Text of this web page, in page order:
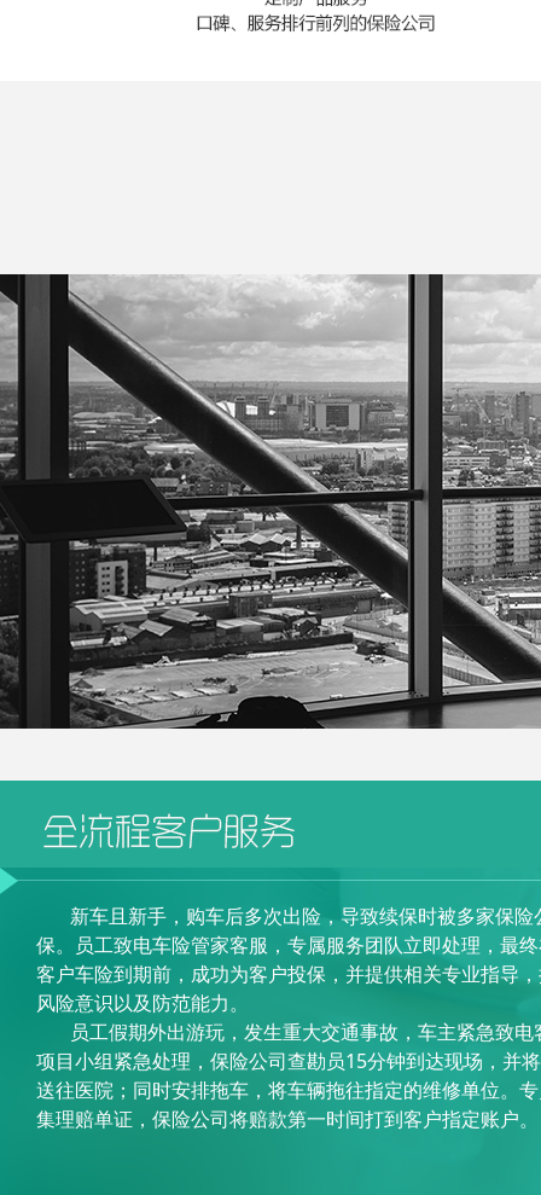
新车且新手，购车后多次出险，导致续保时被多家保险
保。员工致电车险管家客服，专属服务团队立即处理，最
客户车险到期前，成功为客户投保，并提供相关专业指导
风险意识以及防范能力。
员工假期外出游玩，发生重大交通事故，车主紧急致电
项目小组紧急处理，保险公司查勘员15分钟到达现场，并
送往医院；同时安排拖车，将车辆拖往指定的维修单位。
集理赔单证，保险公司将赔款第一时间打到客户指定账户。